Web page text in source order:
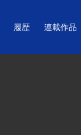
履歴 連載作品